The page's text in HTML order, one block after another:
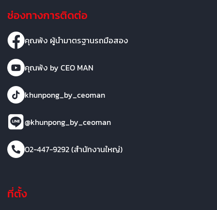
ช่องทางการติดต่อ
คุณพ้ง ผู้นำมาตรฐานรถมือสอง
คุณพ้ง by CEO MAN
khunpong_by_ceoman
@khunpong_by_ceoman
02-447-9292 (สำนักงานใหญ่)
ที่ตั้ง